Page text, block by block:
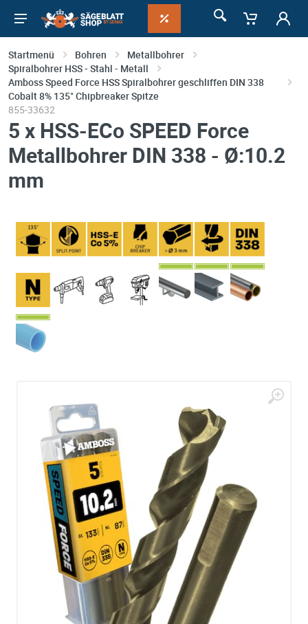
Startmenü Bohren
Metallbohrer
Spiralbohrer HSS - Stahl - Metall
Amboss Speed Force HSS Spiralbohrer geschliffen DIN 338
Cobalt 8% 135° Chipbreaker Spitze
855-33632
5 x HSS-ECo SPEED Force
Metallbohrer DIN 338 - Ø:10.2
mm